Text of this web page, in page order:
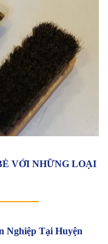
VỚI NHỮNG LOẠI
Nghiệp Tại Huyện